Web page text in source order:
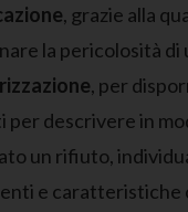
, grazie alla
la pericolosità di
, per
per descrivere in
un rifiuto,
e caratteristiche